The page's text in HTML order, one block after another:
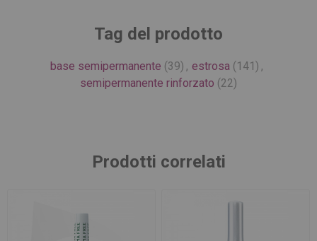
Tag del prodotto
base semipermanente (39) , estrosa (141) ,
semipermanente rinforzato (22)
Prodotti correlati